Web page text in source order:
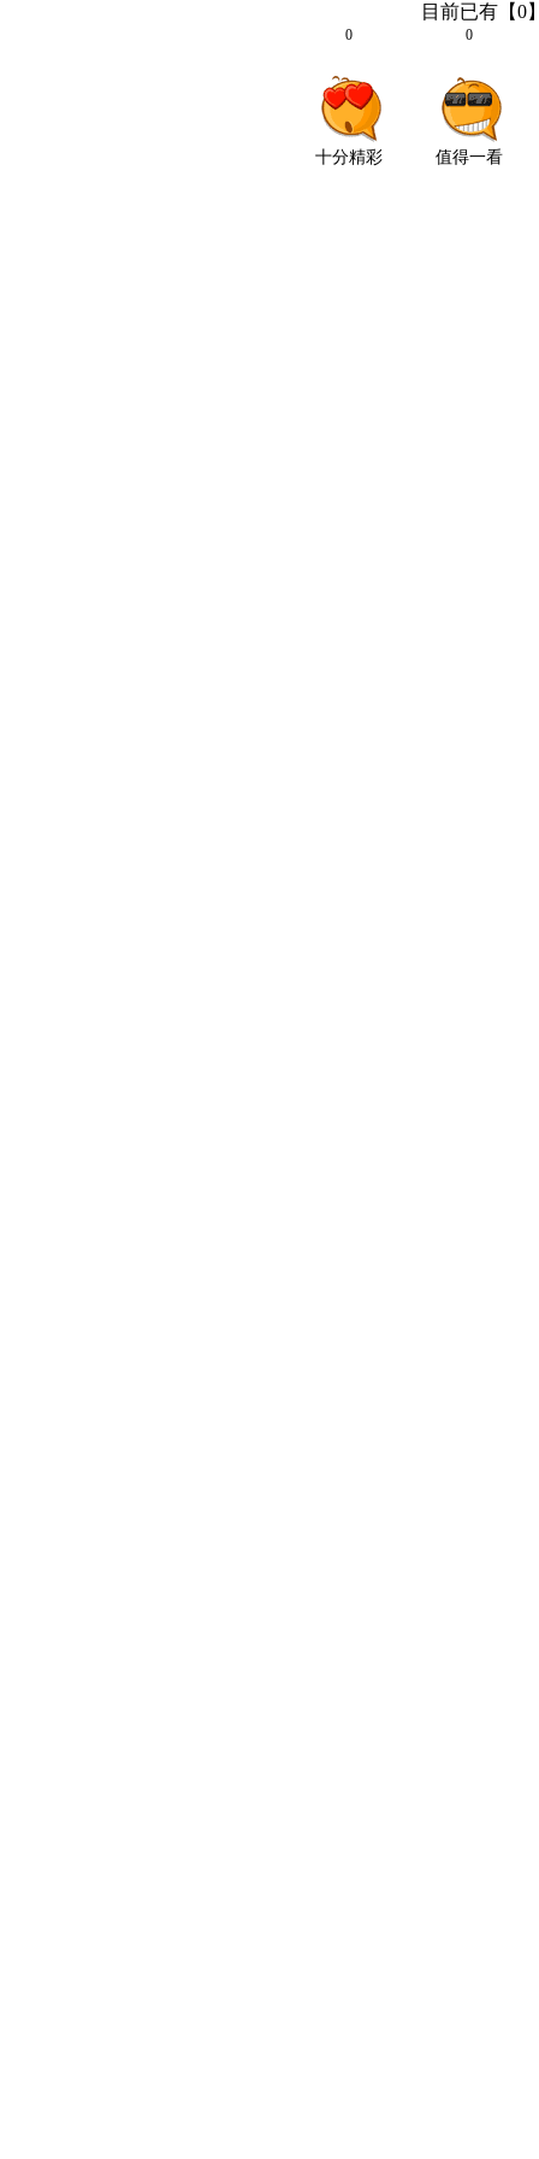
目前已有【0
0
十分精彩
0
值得一看